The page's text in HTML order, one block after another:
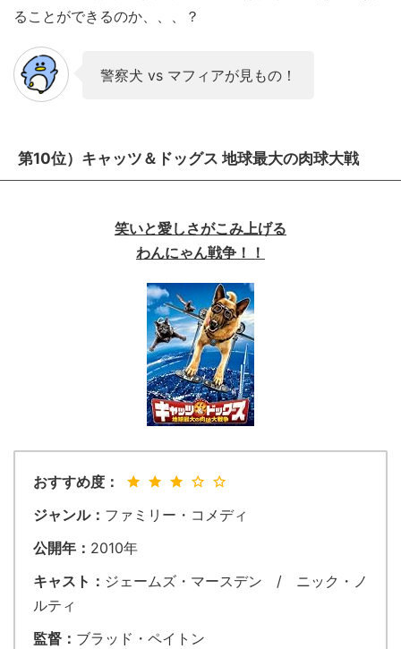
ることができるのか、、、？
警察犬 vs マフィアが見もの！
第10位）キャッツ＆ドッグス 地球最大の肉球大戦
笑いと愛しさがこみ上げる
わんにゃん戦争！！
おすすめ度：
ジャンル： ファミリー・コメディ
公開年： 2010年
キャスト： ジェームズ・マースデン / ニック・ノ
ルティ
監督： ブラッド・ペイトン